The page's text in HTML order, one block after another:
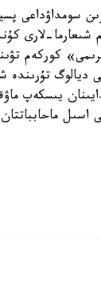
سومداۋداعى
شىعارما-لارى
كوركەم
ديالوگ تۇرىندە
يىسكەپ
اسىل